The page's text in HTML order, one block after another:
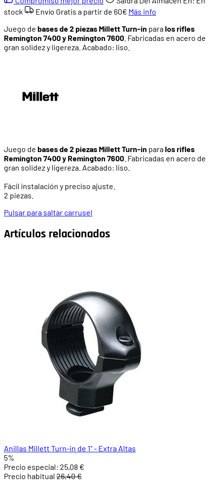
stock
Envío Gratis a partir de 60€ Más info
Juego de bases de 2 piezas Millett Turn-in paralos rifles
Remington 7400 y Remington 7600 . Fabricadas en acero de
gran solidez y ligereza. Acabado: liso.
Juego de bases de 2 piezas Millett Turn-in paralos rifles
Remington 7400 y Remington 7600 . Fabricadas en acero de
gran solidez y ligereza. Acabado: liso.
Fácil instalación y preciso ajuste.
2 piezas.
Pulsar para saltar carrusel
Artículos relacionados
Anillas Millett Turn-in de 1" - Extra Altas
5%
Precio especial: 25,08 €
Precio habitual 26,40 €